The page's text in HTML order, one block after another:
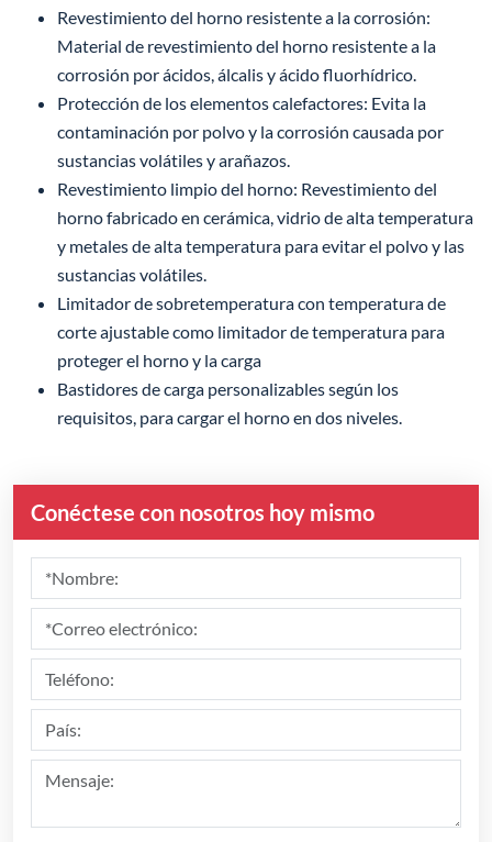
Revestimiento del horno resistente a la corrosión:
Material de revestimiento del horno resistente a la
corrosión por ácidos, álcalis y ácido fluorhídrico.
Protección de los elementos calefactores: Evita la
contaminación por polvo y la corrosión causada por
sustancias volátiles y arañazos.
Revestimiento limpio del horno: Revestimiento del
horno fabricado en cerámica, vidrio de alta temperatura
y metales de alta temperatura para evitar el polvo y las
sustancias volátiles.
Limitador de sobretemperatura con temperatura de
corte ajustable como limitador de temperatura para
proteger el horno y la carga
Bastidores de carga personalizables según los
requisitos, para cargar el horno en dos niveles.
Conéctese con nosotros hoy mismo